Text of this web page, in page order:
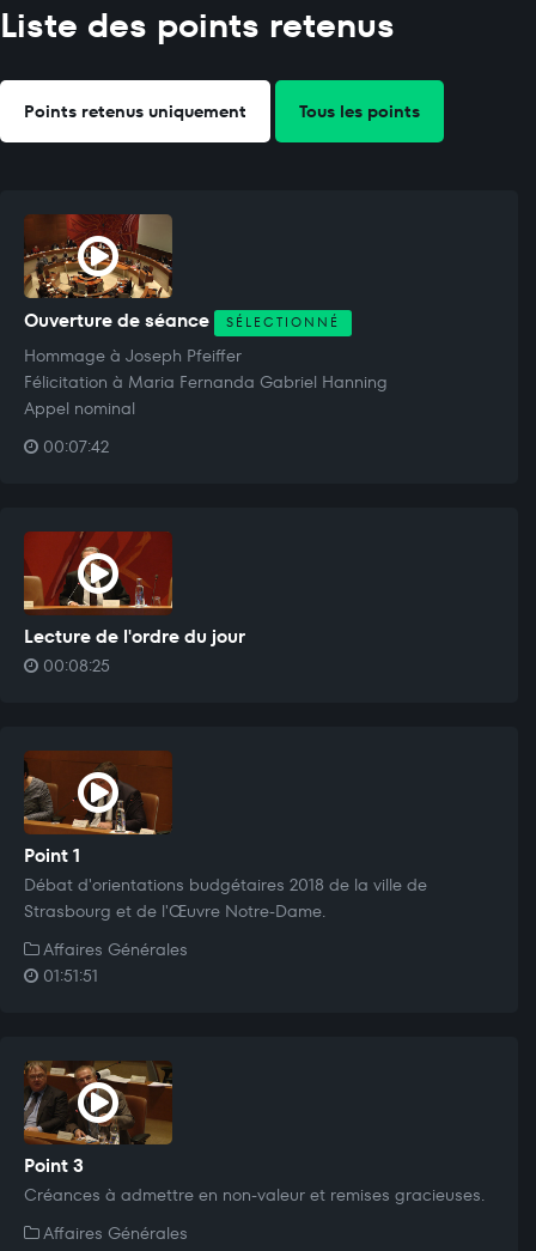
Liste des points retenus
Points retenus uniquement Tous les points
Ouverture de séance SÉLECTIONNÉ
Hommage à Joseph Pfeiffer
Félicitation à Maria Fernanda Gabriel Hanning
Appel nominal
00:07:42
Lecture de l'ordre du jour
00:08:25
Point 1
Débat d'orientations budgétaires 2018 de la ville de
Strasbourg et de l'Œuvre Notre-Dame.
Affaires Générales
01:51:51
Point 3
Créances à admettre en non-valeur et remises gracieuses.
Affaires Générales